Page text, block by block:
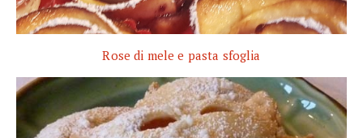
Rose di mele e pasta sfoglia